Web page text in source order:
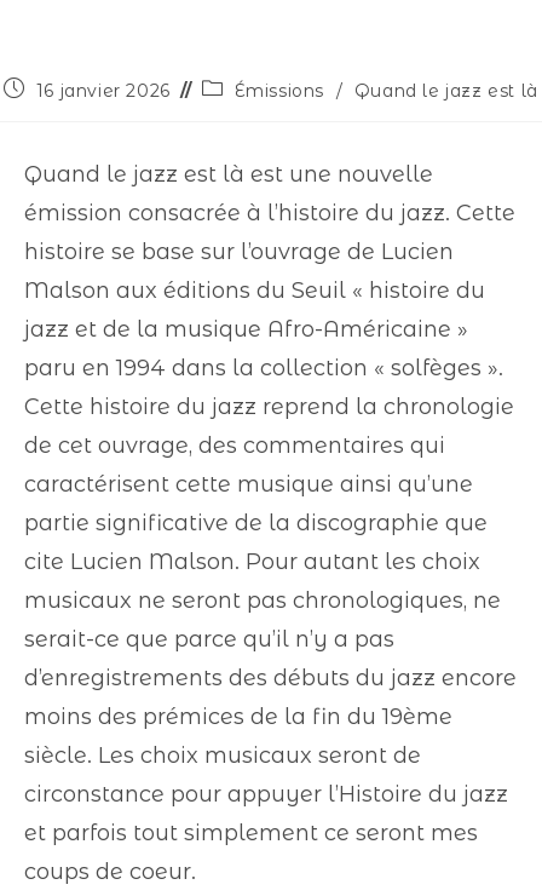
16 janvier 2026 Émissions / Quand le jazz est là
Quand le jazz est là est une nouvelle
émission consacrée à l’histoire du jazz. Cette
histoire se base sur l’ouvrage de Lucien
Malson aux éditions du Seuil « histoire du
jazz et de la musique Afro-Américaine »
paru en 1994 dans la collection « solfèges ».
Cette histoire du jazz reprend la chronologie
de cet ouvrage, des commentaires qui
caractérisent cette musique ainsi qu’une
partie significative de la discographie que
cite Lucien Malson. Pour autant les choix
musicaux ne seront pas chronologiques, ne
serait-ce que parce qu’il n’y a pas
d’enregistrements des débuts du jazz encore
moins des prémices de la fin du 19ème
siècle. Les choix musicaux seront de
circonstance pour appuyer l’Histoire du jazz
et parfois tout simplement ce seront mes
coups de coeur.